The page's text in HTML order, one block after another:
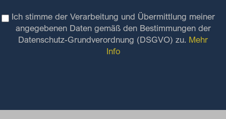
Ich stimme der Verarbeitung und Übermittlung meiner
angegebenen Daten gemäß den Bestimmungen der
Datenschutz-Grundverordnung (DSGVO) zu. Mehr
Info